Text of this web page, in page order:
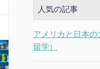
人気の記事
アメリカと日本
留学）